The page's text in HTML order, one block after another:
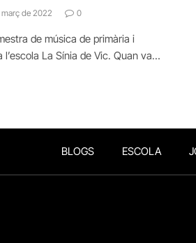
de 2022 0
de música de primària i
La Sínia de Vic. Quan va…
BLOGS ESCOLA